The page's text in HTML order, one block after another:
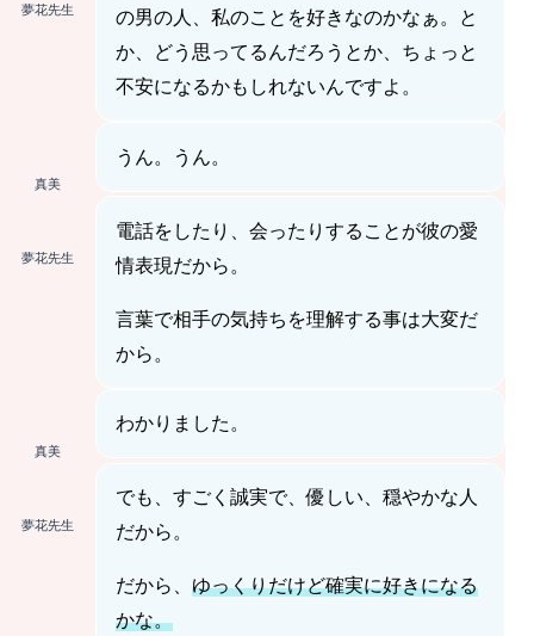
夢花先生
の男の人、私のことを好きなのかなぁ。と
か、どう思ってるんだろうとか、ちょっと
不安になるかもしれないんですよ。
真美
うん。うん。
夢花先生
電話をしたり、会ったりすることが彼の愛
情表現だから。
言葉で相手の気持ちを理解する事は大変だ
から。
真美
わかりました。
夢花先生
でも、すごく誠実で、優しい、穏やかな人
だから。
だから、ゆっくりだけど確実に好きになる
かな。